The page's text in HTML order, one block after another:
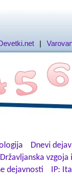
|
Dnevi
Državljanska vzgoja
dejavnosti
IP: